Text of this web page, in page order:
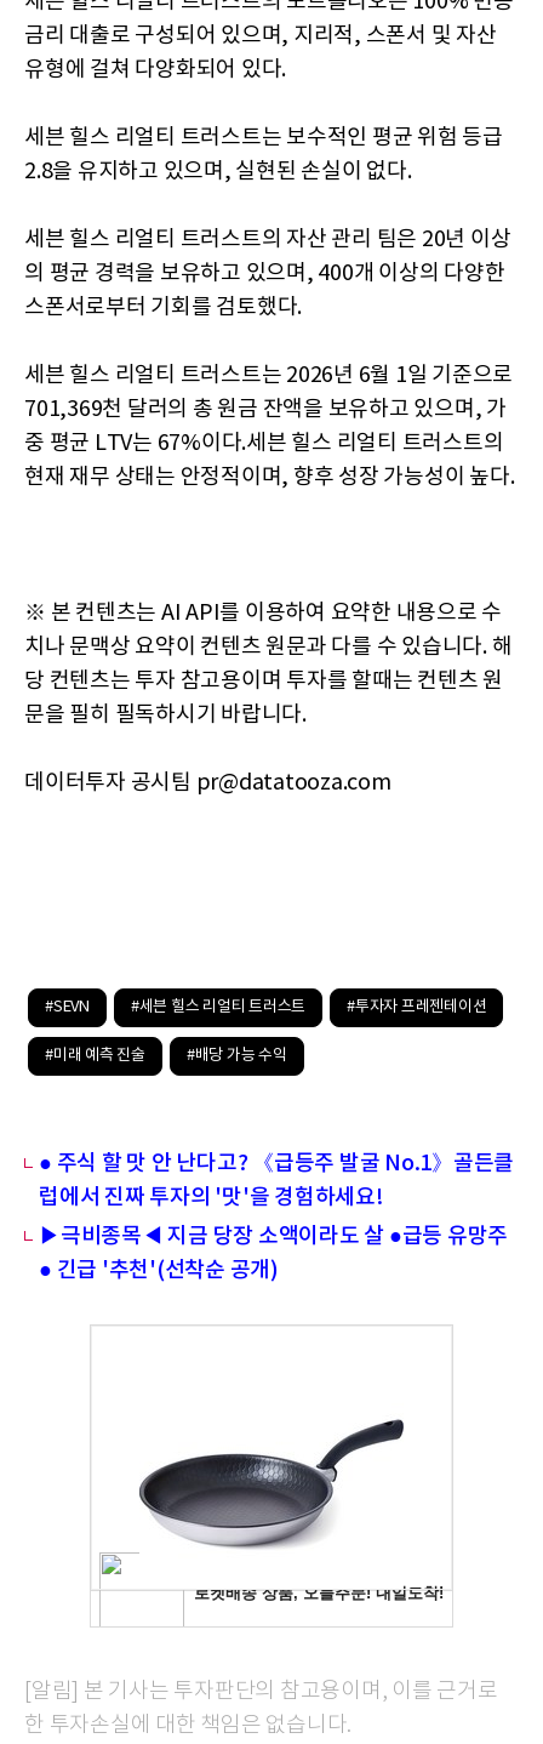
금리 대출로 구성되어 있으며, 지리적, 스폰서 및 자산
유형에 걸쳐 다양화되어 있다.
세븐 힐스 리얼티 트러스트는 보수적인 평균 위험 등급
2.8을 유지하고 있으며, 실현된 손실이 없다.
세븐 힐스 리얼티 트러스트의 자산 관리 팀은 20년 이상
의 평균 경력을 보유하고 있으며, 400개 이상의 다양한
스폰서로부터 기회를 검토했다.
세븐 힐스 리얼티 트러스트는 2026년 6월 1일 기준으로
701,369천 달러의 총 원금 잔액을 보유하고 있으며, 가
중 평균 LTV는 67%이다.세븐 힐스 리얼티 트러스트의
현재 재무 상태는 안정적이며, 향후 성장 가능성이 높다.
※ 본 컨텐츠는 AI API를 이용하여 요약한 내용으로 수
치나 문맥상 요약이 컨텐츠 원문과 다를 수 있습니다. 해
당 컨텐츠는 투자 참고용이며 투자를 할때는 컨텐츠 원
문을 필히 필독하시기 바랍니다.
데이터투자 공시팀 pr@datatooza.com
#SEVN #세븐 힐스 리얼티 트러스트 #투자자 프레젠테이션
#미래 예측 진술 #배당 가능 수익
● 주식 할 맛 안 난다고? 《급등주 발굴 No.1》골든클
럽에서 진짜 투자의 '맛'을 경험하세요!
▶극비종목◀ 지금 당장 소액이라도 살 ●급등 유망주
● 긴급 '추천'(선착순 공개)
[알림] 본 기사는 투자판단의 참고용이며, 이를 근거로
한 투자손실에 대한 책임은 없습니다.